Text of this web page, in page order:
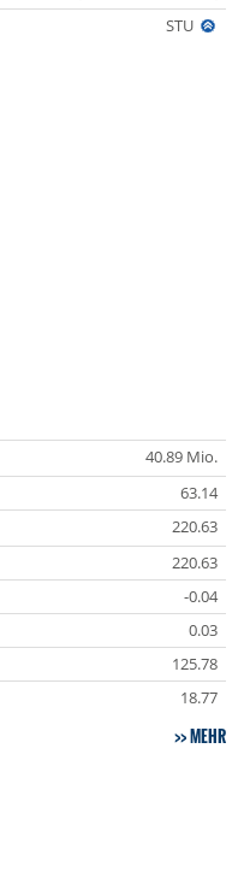
STU
40.89 Mio.
63.14
220.63
220.63
-0.04
0.03
125.78
18.77
MEHR